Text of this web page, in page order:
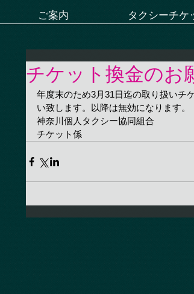
ご案内 タクシーチケ
チケット換金のお
年度末のため3月31日迄の取り扱いチ
い致します。以降は無効になります。
神奈川個人タクシー協同組合
チケット係